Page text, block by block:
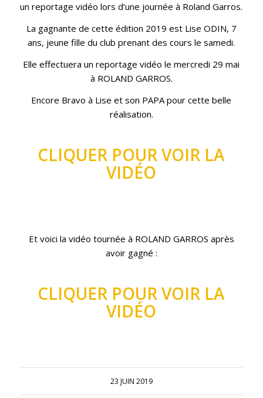
un reportage vidéo lors d’une journée à Roland Garros.
La gagnante de cette édition 2019 est Lise ODIN, 7
ans, jeune fille du club prenant des cours le samedi.
Elle effectuera un reportage vidéo le mercredi 29 mai
à ROLAND GARROS.
Encore Bravo à Lise et son PAPA pour cette belle
réalisation.
CLIQUER POUR VOIR LA
VIDÉO
Et voici la vidéo tournée à ROLAND GARROS après
avoir gagné :
CLIQUER POUR VOIR LA
VIDÉO
23 JUIN 2019